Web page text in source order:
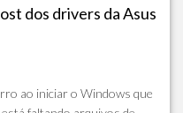
dos drivers da Asus
ao iniciar o Windows que